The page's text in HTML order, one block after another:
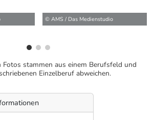
© AMS / Das Medienstudio
Fotos stammen aus einem Berufsfeld und
Einzelberuf abweichen.